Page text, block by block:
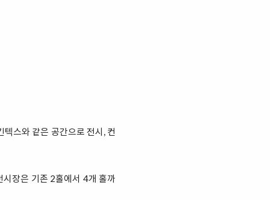
텍스와 같은 공간으로 전시, 컨
장은 기존 2홀에서 4개 홀까